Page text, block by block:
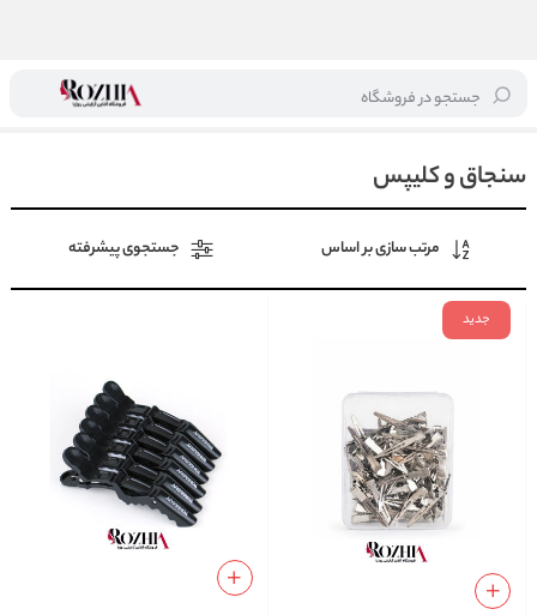
جستجو در فروشگاه خانه / مراقبت از مو/ لوازم رنگ مو
سنجاق و کلیپس
مرتب سازی بر اساس جستجوی پیشرفته
جدید